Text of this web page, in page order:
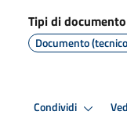
Tipi di documento
Documento
Condividi